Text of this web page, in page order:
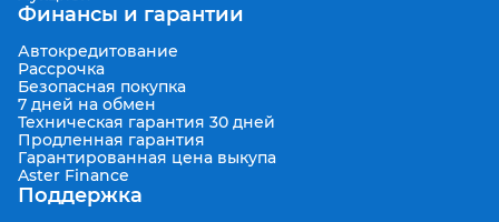
Финансы и гарантии
Автокредитование
Рассрочка
Безопасная покупка
7 дней на обмен
Техническая гарантия 30 дней
Продленная гарантия
Гарантированная цена выкупа
Aster Finance
Поддержка